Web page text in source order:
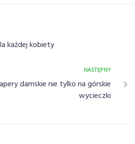
każdej kobiety
NASTĘPNY
damskie nie tylko na górskie
wycieczki